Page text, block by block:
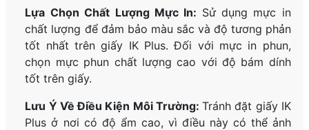
Lựa Chọn Chất Lượng Mực In: Sử dụng mực in
chất lượng để đảm bảo màu sắc và độ tương phản
tốt nhất trên giấy IK Plus. Đối với mực in phun,
chọn mực phun chất lượng cao với độ bám dính
tốt trên giấy.
Lưu Ý Về Điều Kiện Môi Trường:Tránh đặt giấy IK
Plus ở nơi có độ ẩm cao, vì điều này có thể ảnh